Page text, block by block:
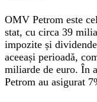
OMV Petrom este
stat, cu circa 39
impozite și
aceeași perioadă,
miliarde de euro. În
Petrom au asigurat